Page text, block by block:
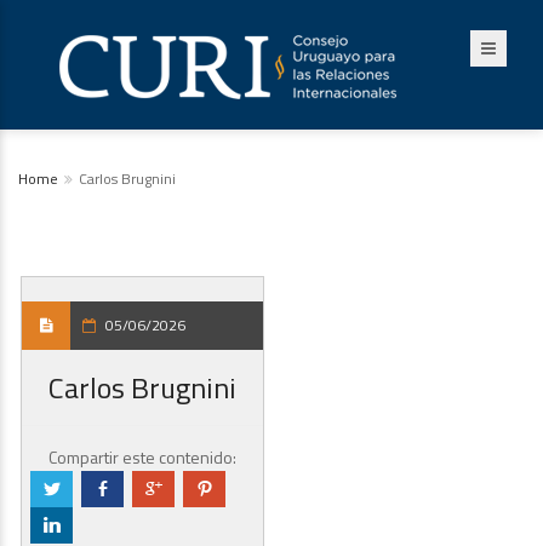
Home Carlos Brugnini
05/06/2026
Carlos Brugnini
Compartir este contenido:
a b c d
j